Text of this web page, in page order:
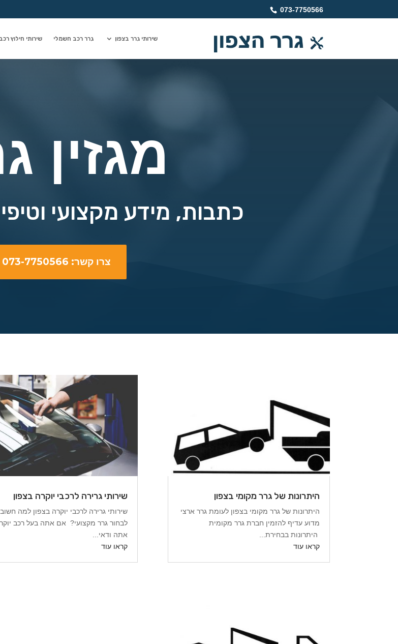
073-7750566
שירותי גרר בצפון גרר רכב חשמלי שירותי חילוץ רכב
מגזין
כתבות, מידע מקצועי
צרו קשר: 073-7750566
היתרונות של גרר מקומי בצפון
היתרונות של גרר מקומי בצפון לעומת גרר ארצי
מדוע עדיף להזמין חברת גרר מקומית
היתרונות בבחירת...
קראו עוד
שירותי גרירה לרכבי יוקרה בצפון
שירותי גרירה לרכבי יוקרה בצפון למה חשוב
לבחור גרר מקצועי? אם אתה בעל רכב
אתה ודאי...
קראו עוד